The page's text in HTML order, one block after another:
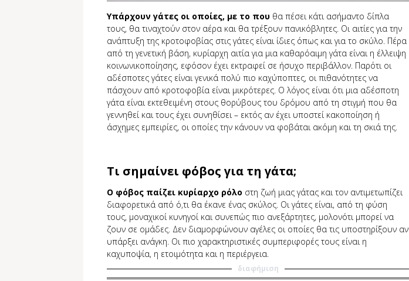
Υπάρχουν γάτες οι οποίες, με το που θα πέσει κάτι ασήμαντο δίπλα
τους, θα τιναχτούν στον αέρα και θα τρέξουν πανικόβλητες. Οι αιτίες για την
ανάπτυξη της κροτοφοβίας στις γάτες είναι ίδιες όπως και για το σκύλο. Πέρα
από τη γενετική βάση, κυρίαρχη αιτία για μια καθαρόαιμη γάτα είναι η έλλειψη
κοινωνικοποίησης, εφόσον έχει εκτραφεί σε ήσυχο περιβάλλον. Παρότι οι
αδέσποτες γάτες είναι γενικά πολύ πιο καχύποπτες, οι πιθανότητες να
πάσχουν από κροτοφοβία είναι μικρότερες. Ο λόγος είναι ότι μια αδέσποτη
γάτα είναι εκτεθειμένη στους θορύβους του δρόμου από τη στιγμή που θα
γεννηθεί και τους έχει συνηθίσει – εκτός αν έχει υποστεί κακοποίηση ή
άσχημες εμπειρίες, οι οποίες την κάνουν να φοβάται ακόμη και τη σκιά της.
Τι σημαίνει φόβος για τη γάτα;
Ο φόβος παίζει κυρίαρχο ρόλο στη ζωή μιας γάτας και τον αντιμετωπίζει
διαφορετικά από ό,τι θα έκανε ένας σκύλος. Οι γάτες είναι, από τη φύση
τους, μοναχικοί κυνηγοί και συνεπώς πιο ανεξάρτητες, μολονότι μπορεί να
ζουν σε ομάδες. Δεν διαμορφώνουν αγέλες οι οποίες θα τις υποστηρίξουν αν
υπάρξει ανάγκη. Οι πιο χαρακτηριστικές συμπεριφορές τους είναι η
καχυποψία, η ετοιμότητα και η περιέργεια.
διαφήμιση